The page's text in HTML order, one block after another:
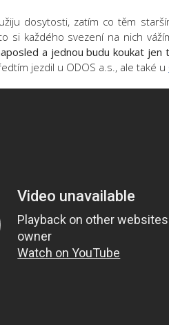
dosytosti, zatím co těm
si každého svezení na nich
a jednou budu koukat jen
jezdil u ODOS a.s., ale také u